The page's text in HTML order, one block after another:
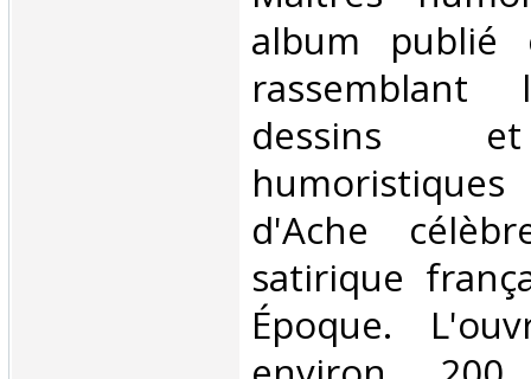
album publié
rassemblant
dessins
d'Ache
satirique
Époque.